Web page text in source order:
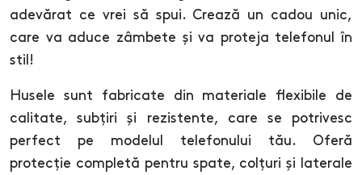
adevărat ce vrei să spui. Crează un cadou unic,
care va aduce zâmbete și va proteja telefonul în
stil!
Husele sunt fabricate din materiale flexibile de
calitate, subțiri și rezistente, care se potrivesc
perfect pe modelul telefonului tău. Oferă
protecție completă pentru spate, colțuri și laterale